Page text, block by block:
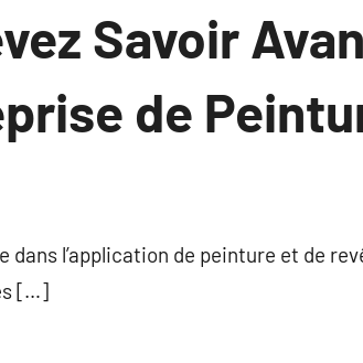
Savoir
de
l’application de peinture et de
[…]